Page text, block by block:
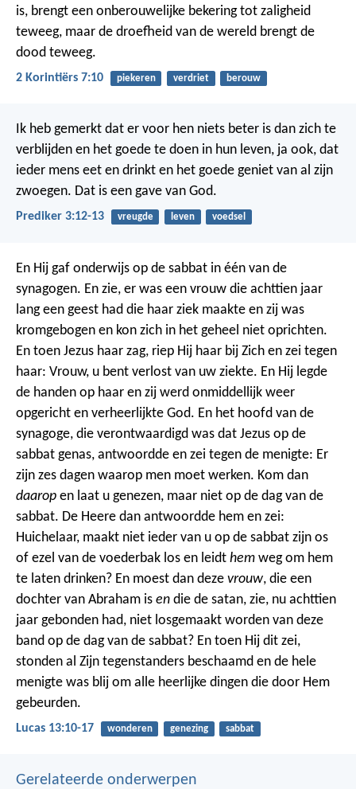
is, brengt een onberouwelijke bekering tot zaligheid
teweeg, maar de droefheid van de wereld brengt de
dood teweeg.
2 Korintiërs 7:10 piekeren verdriet berouw
Ik heb gemerkt dat er voor hen niets beter is dan zich te
verblijden en het goede te doen in hun leven, ja ook, dat
ieder mens eet en drinkt en het goede geniet van al zijn
zwoegen. Dat is een gave van God.
Prediker 3:12-13 vreugde leven voedsel
En Hij gaf onderwijs op de sabbat in één van de
synagogen. En zie, er was een vrouw die achttien jaar
lang een geest had die haar ziek maakte en zij was
kromgebogen en kon zich in het geheel niet oprichten.
En toen Jezus haar zag, riep Hij haar bij Zich en zei tegen
haar: Vrouw, u bent verlost van uw ziekte. En Hij legde
de handen op haar en zij werd onmiddellijk weer
opgericht en verheerlijkte God. En het hoofd van de
synagoge, die verontwaardigd was dat Jezus op de
sabbat genas, antwoordde en zei tegen de menigte: Er
zijn zes dagen waarop men moet werken. Kom dan
daarop en laat u genezen, maar niet op de dag van de
sabbat. De Heere dan antwoordde hem en zei:
Huichelaar, maakt niet ieder van u op de sabbat zijn os
of ezel van de voederbak los en leidt hem weg om hem
te laten drinken? En moest dan deze vrouw, die een
dochter van Abraham is en die de satan, zie, nu achttien
jaar gebonden had, niet losgemaakt worden van deze
band op de dag van de sabbat? En toen Hij dit zei,
stonden al Zijn tegenstanders beschaamd en de hele
menigte was blij om alle heerlijke dingen die door Hem
gebeurden.
Lucas 13:10-17 wonderen genezing sabbat
Gerelateerde onderwerpen